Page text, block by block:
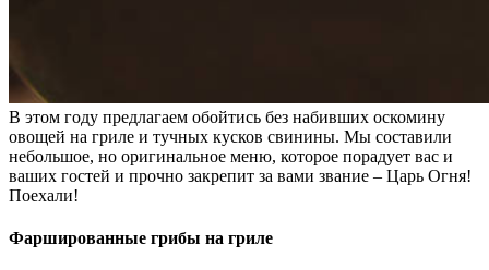
В этом году предлагаем обойтись без набивших оскомину
овощей на гриле и тучных кусков свинины. Мы составили
небольшое, но оригинальное меню, которое порадует вас и
ваших гостей и прочно закрепит за вами звание – Царь Огня!
Поехали!
Фаршированные грибы на гриле